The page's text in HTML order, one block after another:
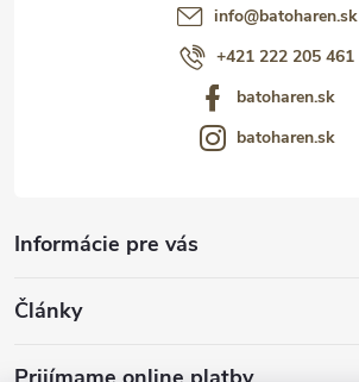
Informácie pre vás
Články
info@batoharen.sk
+421 222 205 461
batoharen.sk
batoharen.sk